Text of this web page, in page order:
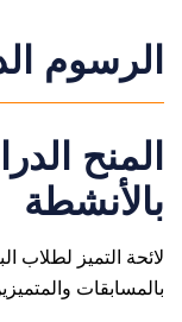
الرسوم
المنح
بالأنشطة
لائحة التميز لطلاب
بالمسابقات